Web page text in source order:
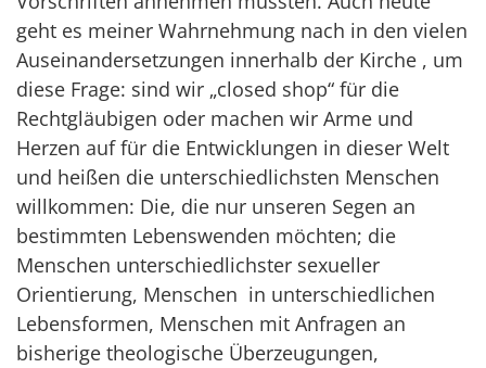
geht es meiner Wahrnehmung nach in den vielen
Auseinandersetzungen innerhalb der Kirche , um
diese Frage: sind wir „closed shop“ für die
Rechtgläubigen oder machen wir Arme und
Herzen auf für die Entwicklungen in dieser Welt
und heißen die unterschiedlichsten Menschen
willkommen: Die, die nur unseren Segen an
bestimmten Lebenswenden möchten; die
Menschen unterschiedlichster sexueller
Orientierung, Menschen in unterschiedlichen
Lebensformen, Menschen mit Anfragen an
bisherige theologische Überzeugungen,